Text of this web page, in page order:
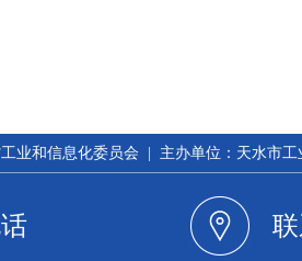
业和信息化委员会 | 主办单位：天水市